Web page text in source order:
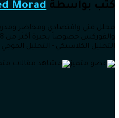
كُتب بواسطة Morad
محلل فني واقتصادي ومحاضر
التحليل الكلاسيكي - التحليل الموجي ..